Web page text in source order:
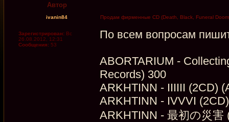
Автор
ivanin84 Продам фирменные CD (Death, Black, Funeral
Зарегистрирован: Вс
26.08.2012, 12:31
Сообщения: 53
По всем вопросам
ABORTARIUM -
Records) 300
ARKHTINN - IIIIII (2CD)
ARKHTINN - IVVVI
ARKHTINN - 最初の災害